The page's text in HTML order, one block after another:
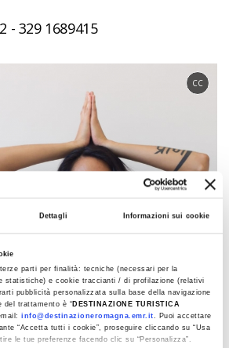
Dettagli Informazioni sui cookie
parti per finalità: tecniche (necessari per la
statistiche) e cookie traccianti / di profilazione (relativi
pubblicità personalizzata sulla base della navigazione
del trattamento è “ DESTINAZIONE TURISTICA
info@destinazioneromagna.emr.it. Puoi accettare
“Accetta tutti i cookie”, proseguire cliccando su “Usa
le tue preferenze facendo clic su “Personalizza”.
- 329 1689415
CC